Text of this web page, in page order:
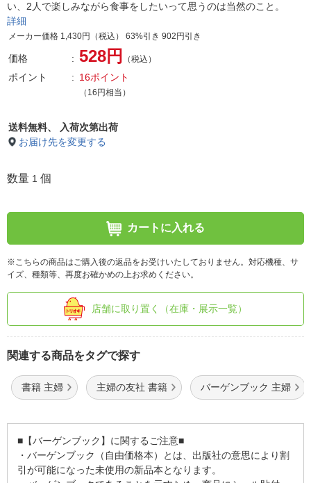
い、2人で楽しみながら食事をしたいって思うのは当然のこと。
詳細
メーカー価格 1,430円（税込） 63%引き 902円引き
価格 528円 （税込）
ポイント 16ポイント
（16円相当）
送料無料、
入荷次第出荷
お届け先を変更する
数量 1 個
カートに入れる
※こちらの商品はご購入後の返品をお受けいたしておりません。対応機種、サ
イズ、種類等、再度お確かめの上お求めください。
店舗に取り置く（在庫・展示一覧）
関連する商品をタグで探す
書籍 主婦 主婦の友社 書籍 バーゲンブック 主婦
■【バーゲンブック】に関するご注意■
・バーゲンブック（自由価格本）とは、出版社の意思により割
引が可能になった未使用の新品本となります。